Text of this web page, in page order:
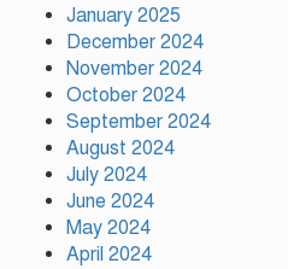
January 2025
December 2024
November 2024
October 2024
September 2024
August 2024
July 2024
June 2024
May 2024
April 2024